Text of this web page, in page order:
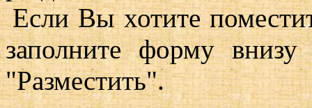
Если Вы хотите
заполните форму
"Разместить".